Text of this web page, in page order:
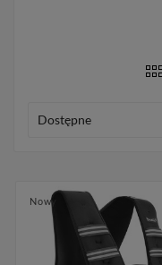
Dostępne
Nowy